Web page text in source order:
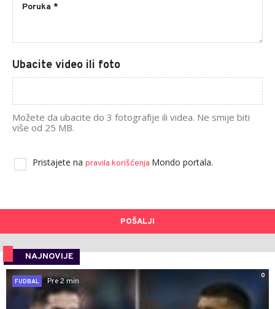
Ubacite video ili foto
Možete da ubacite do 3 fotografije ili videa. Ne smije biti
više od 25 MB.
Pristajete na pravila korišćenja Mondo portala.
POŠALJI
NAJNOVIJE
0
FUDBAL
Pre 2 min